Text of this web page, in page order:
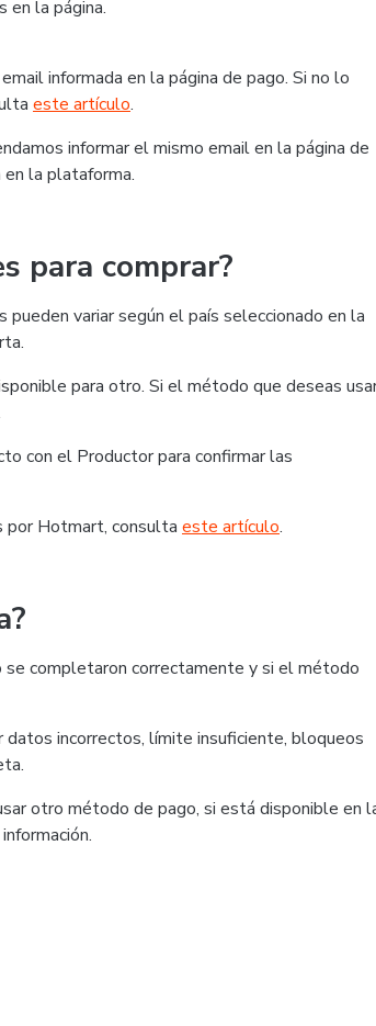
en la página.
informada en la página de pago. Si no lo
este artículo.
informar el mismo email en la página de
la plataforma.
para comprar?
variar según el país seleccionado en la
para otro. Si el método que deseas
con el Productor para confirmar las
por Hotmart, consulta este artículo.
se completaron correctamente y si el método
datos incorrectos, límite insuficiente, bloqueos
otro método de pago, si está disponible en